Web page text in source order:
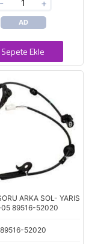
- +
AD
Sepete Ekle
ARKA SOL- YARIS
89516-52020
89516-52020